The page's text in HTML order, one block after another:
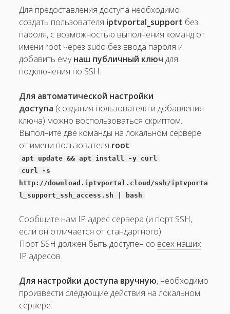
IP-адреса платформы
Обзор Расширенной версии платформы.
Параметры сервера для CAS (шифрование Multicast)
Для предоставления доступа необходимо
создать пользователя iptvportal_support без
пароля, с возможностью выполнения команд от
имени root через sudo без ввода пароля и
добавить емунаш публичный ключ для
подключения по SSH.
Для автоматической настройки
доступа (создания пользователя и добавления
ключа) можно воспользоваться скриптом.
Выполните две команды на локальном сервере
от имени пользователя root:
apt update && apt install -y curl
curl -s
http://download.iptvportal.cloud/ssh/iptvporta
l_support_ssh_access.sh | bash
Сообщите нам IP адрес сервера (и порт SSH,
если он отличается от стандартного).
Порт SSH должен быть доступен со всех наших
IP адресов.
Для настройки доступа вручную, необходимо
произвести следующие действия на локальном
сервере: